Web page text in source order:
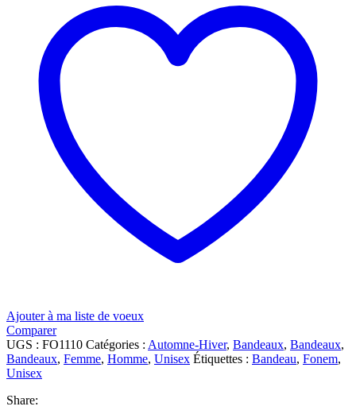
Ajouter à ma liste de voeux
Comparer
UGS : FO1110 Catégories : Automne-Hiver, Bandeaux, Bandeaux,
Bandeaux, Femme, Homme, Unisex Étiquettes : Bandeau, Fonem,
Unisex
Share: